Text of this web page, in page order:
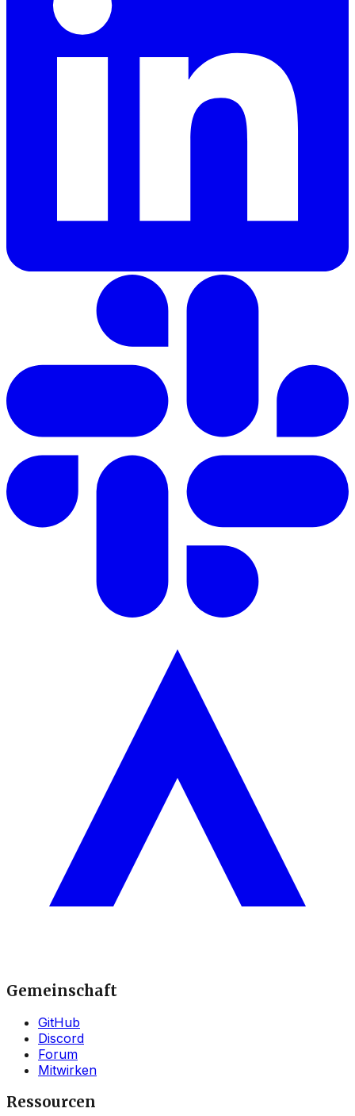
Gemeinschaft
GitHub
Discord
Forum
Mitwirken
Ressourcen